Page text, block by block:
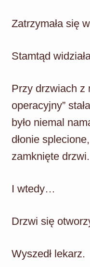
Zatrzymała się
Stamtąd
Przy drzwiach z
operacyjny”
było niemal
dłonie
zamknięte drzwi.
I wtedy…
Drzwi się
Wyszedł lekarz.